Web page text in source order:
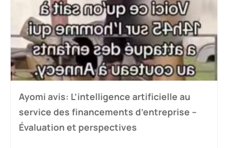
Ayomi avis: L’intelligence artificielle au
service des financements d’entreprise –
Évaluation et perspectives